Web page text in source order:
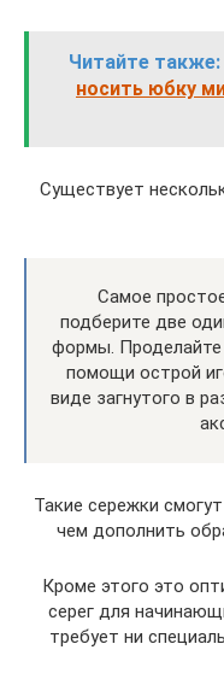
Читайте также:
носить юбку
Существует
Самое
подберите две
формы. Проделайте
помощи острой
виде загнутого в
Такие сережки
чем дополнить
Кроме этого это
серег для
требует ни